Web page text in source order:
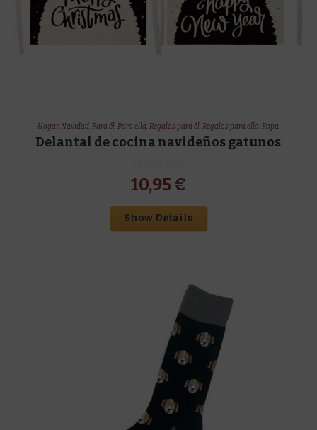
Hogar,Navidad,Para él,Para ella,Regalos para él,Regalos para ella,Ropa
Delantal de cocina navideños gatunos
10,95€
Show Details